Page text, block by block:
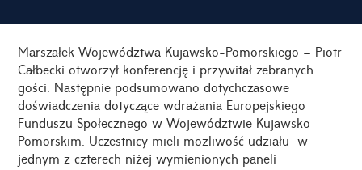
Marszałek Województwa Kujawsko-Pomorskiego – Piotr
Całbecki otworzył konferencję i przywitał zebranych
gości. Następnie podsumowano dotychczasowe
doświadczenia dotyczące wdrażania Europejskiego
Funduszu Społecznego w Województwie Kujawsko-
Pomorskim. Uczestnicy mieli możliwość udziału w
jednym z czterech niżej wymienionych paneli